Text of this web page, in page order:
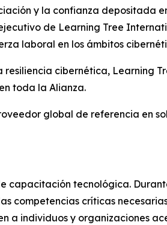
y la confianza depositada
de Learning Tree
laboral en los ámbitos
cibernética, Learning
toda la Alianza.
global de referencia en
capacitación tecnológica.
competencias críticas
a individuos y organizaciones